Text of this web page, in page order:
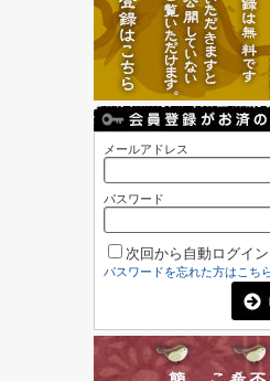
メールアドレス
パスワード
次回から自動ログイ
パスワードを忘れた方はこち